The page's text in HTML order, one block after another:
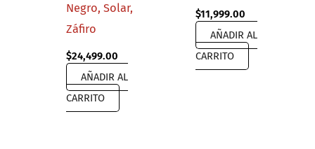
Negro, Solar,
Záfiro
$24,499.00
AÑADIR AL
CARRITO
$11,999.00
AÑADIR AL
CARRITO